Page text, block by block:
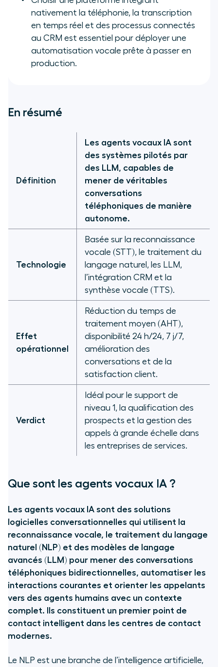
nativement la téléphonie, la transcription
en temps réel et des processus connectés
au CRM est essentiel pour déployer une
automatisation vocale prête à passer en
production.
En résumé
Définition
Les agents vocaux IA sont
des systèmes pilotés par
des LLM, capables de
mener de véritables
conversations
téléphoniques de manière
autonome.
Technologie
Basée sur la reconnaissance
vocale (STT), le traitement du
langage naturel, les LLM,
l’intégration CRM et la
synthèse vocale (TTS).
Effet
opérationnel
Réduction du temps de
traitement moyen (AHT),
disponibilité 24 h/24, 7 j/7,
amélioration des
conversations et de la
satisfaction client.
Verdict
Idéal pour le support de
niveau 1, la qualification des
prospects et la gestion des
appels à grande échelle dans
les entreprises de services.
Que sont les agents vocaux IA ?
Les agents vocaux IA sont des solutions
logicielles conversationnelles qui utilisent la
reconnaissance vocale, le traitement du langage
naturel (NLP) et des modèles de langage
avancés (LLM) pour mener des conversations
téléphoniques bidirectionnelles, automatiser les
interactions courantes et orienter les appelants
vers des agents humains avec un contexte
complet. Ils constituent un premier point de
contact intelligent dans les centres de contact
modernes.
Le NLP est une branche de l’intelligence artificielle,